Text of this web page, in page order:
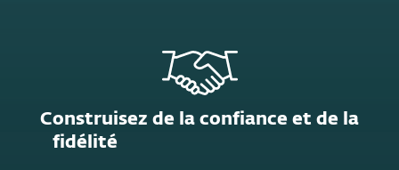
Construisez de la confiance et de la
fidélité